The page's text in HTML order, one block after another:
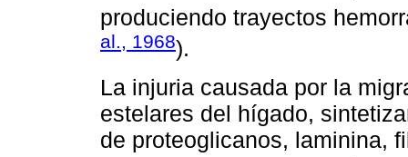
produciendo trayectos
al., 1968).
La injuria causada por la
estelares del hígado,
de proteoglicanos, laminina,